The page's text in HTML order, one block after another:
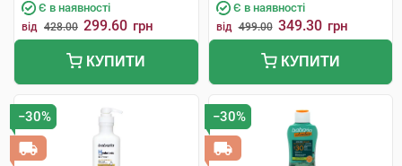
Є в наявності
від 428.00 299.60 грн
КУПИТИ
Є в наявності
від 499.00 349.30 грн
КУПИТИ
−30% −30%